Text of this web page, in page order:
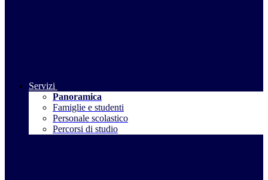
Servizi
Panoramica
Famiglie e studenti
Personale scolastico
Percorsi di studio